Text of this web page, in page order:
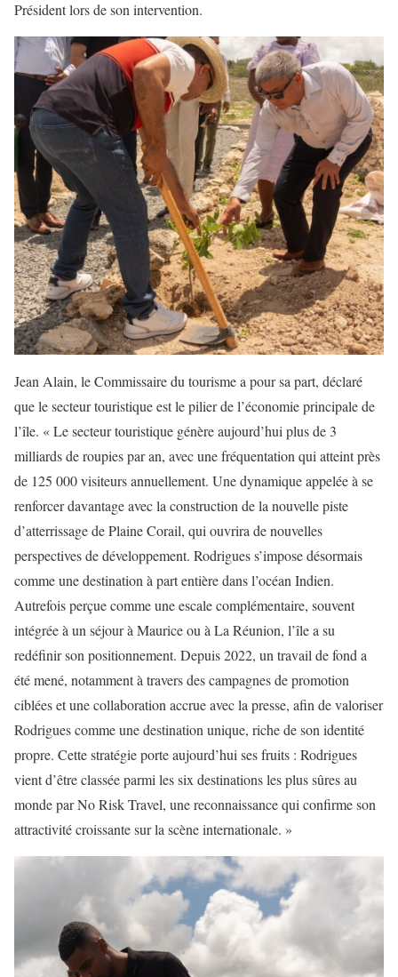
Président lors de son intervention.
Jean Alain, le Commissaire du tourisme a pour sa part, déclaré
que le secteur touristique est le pilier de l’économie principale de
l’île. « Le secteur touristique génère aujourd’hui plus de 3
milliards de roupies par an, avec une fréquentation qui atteint près
de 125 000 visiteurs annuellement. Une dynamique appelée à se
renforcer davantage avec la construction de la nouvelle piste
d’atterrissage de Plaine Corail, qui ouvrira de nouvelles
perspectives de développement. Rodrigues s’impose désormais
comme une destination à part entière dans l’océan Indien.
Autrefois perçue comme une escale complémentaire, souvent
intégrée à un séjour à Maurice ou à La Réunion, l’île a su
redéfinir son positionnement. Depuis 2022, un travail de fond a
été mené, notamment à travers des campagnes de promotion
ciblées et une collaboration accrue avec la presse, afin de valoriser
Rodrigues comme une destination unique, riche de son identité
propre. Cette stratégie porte aujourd’hui ses fruits : Rodrigues
vient d’être classée parmi les six destinations les plus sûres au
monde par No Risk Travel, une reconnaissance qui confirme son
attractivité croissante sur la scène internationale. »